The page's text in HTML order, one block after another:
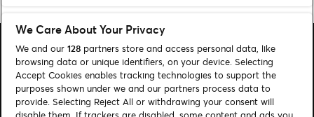
Rechercher
We Care About Your Privacy
We and our 128 partners store and access personal data, like
browsing data or unique identifiers, on your device. Selecting
Accept Cookies enables tracking technologies to support the
purposes shown under we and our partners process data to
provide. Selecting Reject All or withdrawing your consent will